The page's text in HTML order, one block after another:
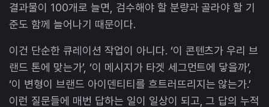
결과물이 100개로 늘면, 검수해야 할 분량과 골라야 할 기
준도 함께 늘어나기 때문이다.
이건 단순한 큐레이션 작업이 아니다. ‘이 콘텐츠가 우리 브
랜드 톤에 맞는가’, ‘이 메시지가 타겟 세그먼트에 닿을까’,
‘이 변형이 브랜드 아이덴티티를 흐트러뜨리지는 않는가.’
이런 질문들에 매번 답하는 일이 일상이 되고, 그 답의 누적